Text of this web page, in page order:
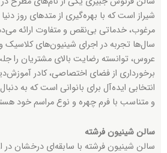
شیراز است که با بهره‌گیری از متدهای روز دنیا
مرغوب، خدماتی بی‌نقص و متفاوت ارائه
سال‌ها تجربه در اجرای شینیون‌های
عروس، توانسته رضایت بالای مشتریان را
برخورداری از فضای اختصاصی، کادر
انتخابی ایده‌آل برای بانوانی است که به
و متناسب با فرم چهره و نوع مراسم خود
سالن شینیون فرشته
سالن شینیون فرشته با سابقه‌ای درخشان در